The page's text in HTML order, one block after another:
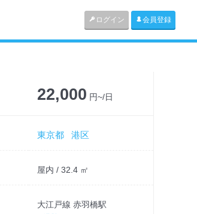
ログイン 会員登録
22,000 円~/日
東京都 港区
屋内 / 32.4 ㎡
大江戸線 赤羽橋駅